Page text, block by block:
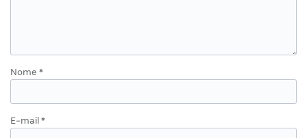
Nome *
E-mail *